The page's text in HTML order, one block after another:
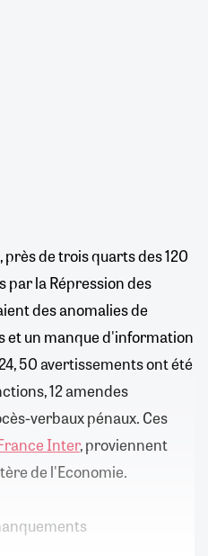
de trois quarts des 120
la Répression des
des anomalies de
et un manque d'information
50 avertissements ont été
12 amendes
verbaux pénaux. Ces
Inter, proviennent
de l'Economie.